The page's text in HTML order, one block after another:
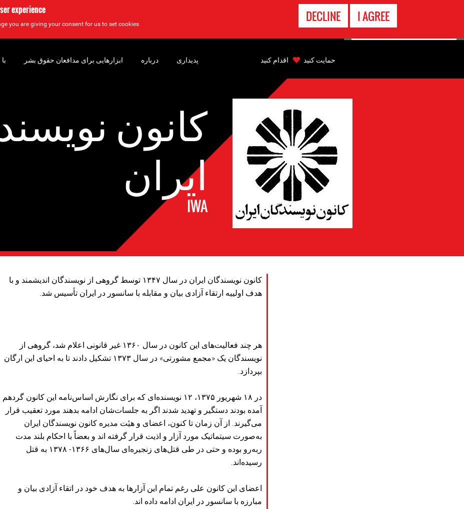
experience
you are giving your consent for us to set cookies. I AGREE
DECLINE
کانون
ایران
IWA
کانون نویسندگان ایران در سال ۱۳۴۷ توسط گروهی از نویسندگان اندیشمند و با
هدف اولییه ارتقاء آزادی بیان و مقابله با سانسور در ایران تأسیس شد.
هر چند فعالیت‌های این کانون در سال ۱۳۶۰ غیر قانونی اعلام شد، گروهی از
نویسندگان یک «مجمع مشورتی» در سال ۱۳۷۳ تشکیل دادند تا به احیای این ارگان
بپردازد.
در ۱۸ شهریور ۱۳۷۵، ۱۲ نویسنده‌ای که برای نگارش اساس‌نامه این کانون گردهم
آمده بودند دستگیر و تهدید شدند اگر به جلسات‌شان ادامه بدهند مورد تعقیب قرار
می‌گیرند. از آن زمان تا کنون، اعضای و هیٔت مدیره کانون نویسندگان ایران
به‌صورت سیتماتیک مورد آزار و اذیت قرار گرفته اند و بعضاً با احکام بلند مدت
ربه‌رو بوده و حتی در طی قتل‌های زنجیره‌ای سال‌های ۱۳۶۶- ۱۳۷۸ به قتل
رسیده‌اند.
اعضای این کانون علی رغم تمام این آزارها به هدف خود در اتقاء آزادی بیان و
مبارزه با سانسور در ایران ادامه داده اند.
ابزارهایی برای مدافعان حقوق بشر درباره پدیداری حمایت کنید اقدام کنید
تماس
اضطراری